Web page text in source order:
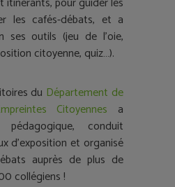
les cafés-débats, et a
ses outils (jeu de l’oie,
citoyenne, quiz…).
du Département de
Citoyennes a
conduit
d’exposition et organisé
auprès de plus de
collégiens !